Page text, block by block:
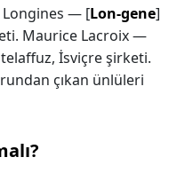
Longines — [Lon-gene]
Maurice Lacroix —
İsviçre şirketi.
çıkan ünlüleri